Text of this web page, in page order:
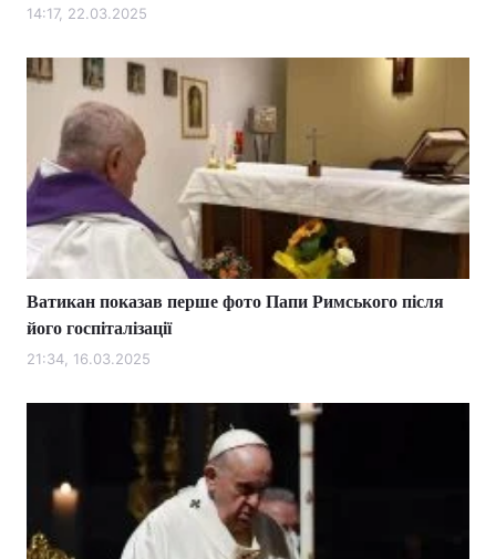
14:17, 22.03.2025
Ватикан показав перше фото Папи Римського після
його госпіталізації
21:34, 16.03.2025